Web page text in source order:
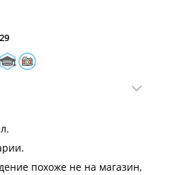
29
похоже не на магазин,